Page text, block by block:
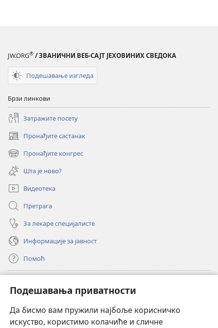
Подешавања приватности
Да бисмо вам пружили најбоље корисничко
искуство, користимо колачиће и сличне
JW.ORG® / ЗВАНИЧНИ ВЕБ-САЈТ ЈЕХОВИНИХ СВЕДОКА
Подешавање изгледа
Брзи линкови
Затражите посету
Пронађите састанак
(отвара
нови
прозор)
Пронађите конгрес
(отвара
нови
прозор)
Шта је ново?
Видеотека
Претрага
За лекаре специјалисте
Информације за јавност
Помоћ
(отвара
нови
прозор)ОНЛАЈН БИБЛИОТЕКА Watchtower
(отвара
нови